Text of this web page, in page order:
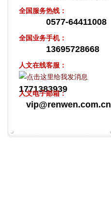
全国服务热线：
0577-64411008
全国业务手机：
13695728668
人文在线客服：
1771383939
人文电子邮箱：
vip@renwen.com.cn